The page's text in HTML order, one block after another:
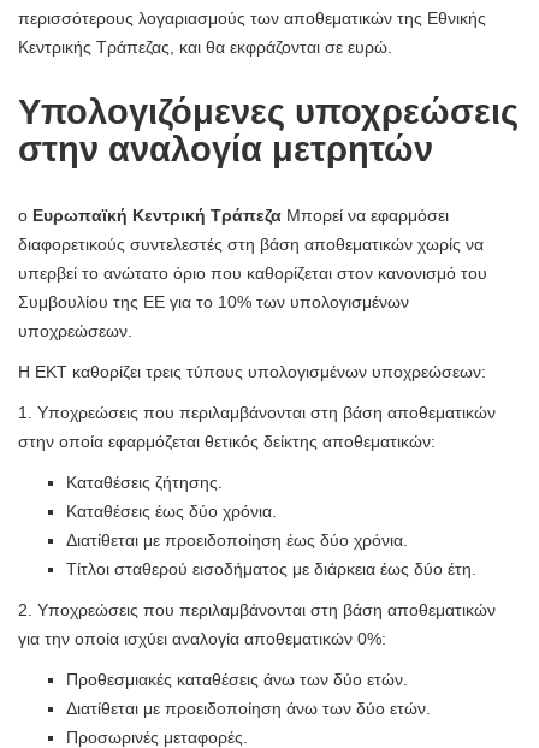
περισσότερους λογαριασμούς των αποθεματικών της Εθνικής
Κεντρικής Τράπεζας, και θα εκφράζονται σε ευρώ.
Υπολογιζόμενες υποχρεώσεις
στην αναλογία μετρητών
ο Ευρωπαϊκή Κεντρική Τράπεζα Μπορεί να εφαρμόσει
διαφορετικούς συντελεστές στη βάση αποθεματικών χωρίς να
υπερβεί το ανώτατο όριο που καθορίζεται στον κανονισμό του
Συμβουλίου της ΕΕ για το 10% των υπολογισμένων
υποχρεώσεων.
Η ΕΚΤ καθορίζει τρεις τύπους υπολογισμένων υποχρεώσεων:
1. Υποχρεώσεις που περιλαμβάνονται στη βάση αποθεματικών
στην οποία εφαρμόζεται θετικός δείκτης αποθεματικών:
Καταθέσεις ζήτησης.
Καταθέσεις έως δύο χρόνια.
Διατίθεται με προειδοποίηση έως δύο χρόνια.
Τίτλοι σταθερού εισοδήματος με διάρκεια έως δύο έτη.
2. Υποχρεώσεις που περιλαμβάνονται στη βάση αποθεματικών
για την οποία ισχύει αναλογία αποθεματικών 0%:
Προθεσμιακές καταθέσεις άνω των δύο ετών.
Διατίθεται με προειδοποίηση άνω των δύο ετών.
Προσωρινές μεταφορές.